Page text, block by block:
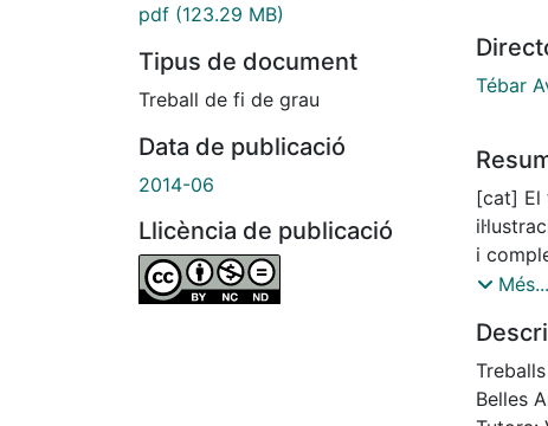
pdf (123.29 MB)
Tipus de document
Treball de fi de grau
Data de publicació
2014-06
Llicència de publicació
Tébar
[cat] El
i
d’un
una
Més...
Belles